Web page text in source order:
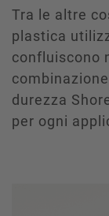
Tra le altre
plastica
confluiscono
durezza
per ogni